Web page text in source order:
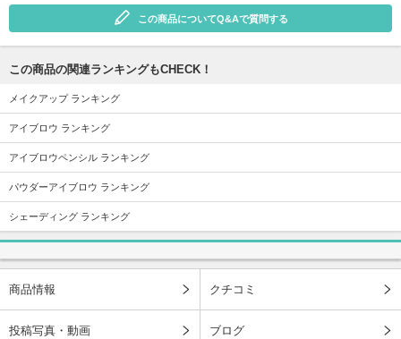
この商品についてQ&Aで質問する
この商品の関連ランキングもCHECK！
メイクアップ ランキング
アイブロウ ランキング
アイブロウペンシル ランキング
パウダーアイブロウ ランキング
シェーディング ランキング
商品情報 クチコミ
投稿写真・動画 ブログ